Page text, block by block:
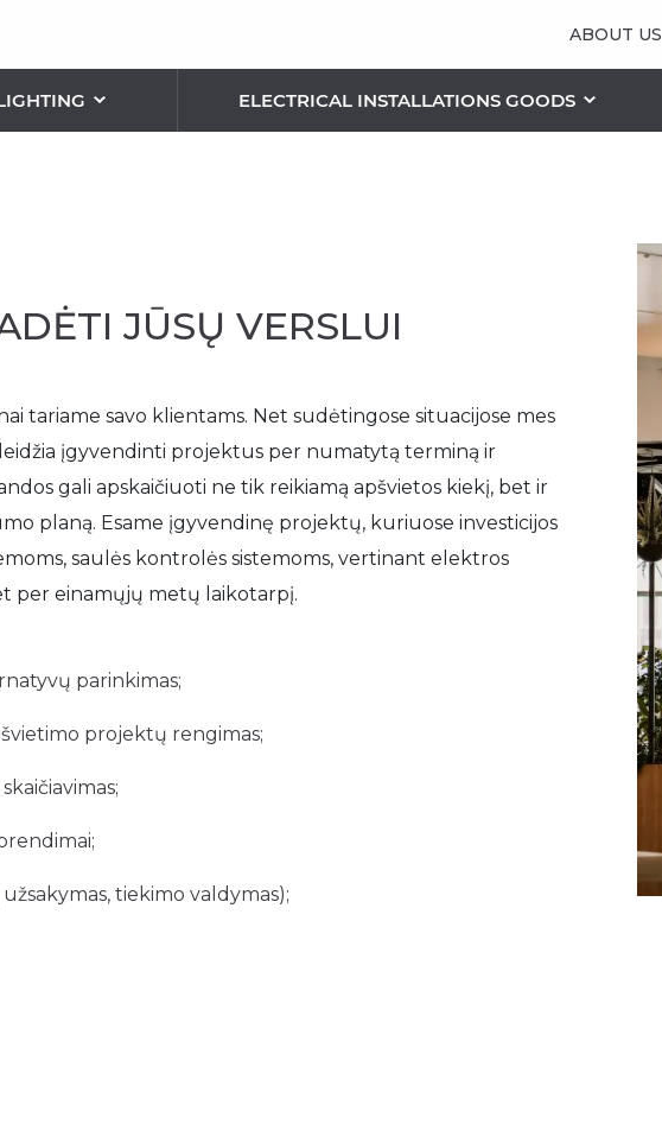
ABOUT US
ELECTRICAL INSTALLATIONS GOODS
Pleated/ Plissé blinds
Sunshield blinds
THE FEATURES OF FACADE BLINDS
SECURITY ROLLER SHUTTERS
JŪSŲ VERSLUI
tariame savo klientams. Net sudėtingose situacijose mes
įgyvendinti projektus per numatytą terminą ir
gali apskaičiuoti ne tik reikiamą apšvietos kiekį, bet ir
planą. Esame įgyvendinę projektų, kuriuose investicijos
saulės kontrolės sistemoms, vertinant elektros
per einamųjų metų laikotarpį.
parinkimas;
projektų rengimas;
tiekimo valdymas);